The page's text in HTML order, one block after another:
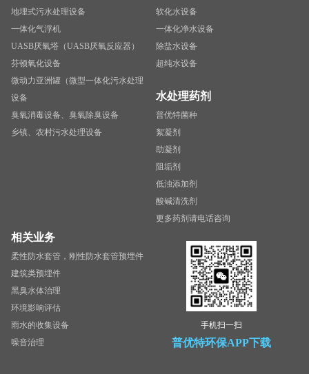
地埋式污水处理设备
一体化气浮机
UASB厌氧塔（UASB厌氧反应器）
芬顿氧化设备
微动力亚洲罐（微型一体化污水处理
设备
臭氧消毒设备、臭氧除臭设备
乡镇、农村污水处理设备
软化水设备
一体化净水设备
除盐水设备
超纯水设备
水处理药剂
普优特菌种
絮凝剂
助凝剂
阻垢剂
低浊添加剂
酸碱清洗剂
更多药剂请电话咨询
相关业务
柔性防水套管，刚性防水套管预埋件
建筑类预埋件
黑臭水体治理
环境影响评估
雨水的收集设备
噪音治理
手机扫一扫
普优特环保APP下载